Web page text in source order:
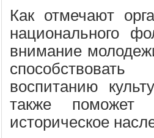
Как отмечают
национального
внимание
воспитанию
также поможет
историческое